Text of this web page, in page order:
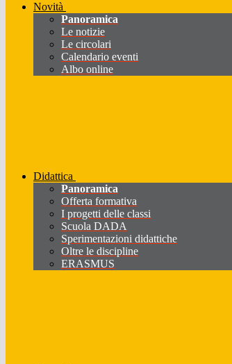
Novità
Panoramica
Le notizie
Le circolari
Calendario eventi
Albo online
Didattica
Panoramica
Offerta formativa
I progetti delle classi
Scuola DADA
Sperimentazioni didattiche
Oltre le discipline
ERASMUS